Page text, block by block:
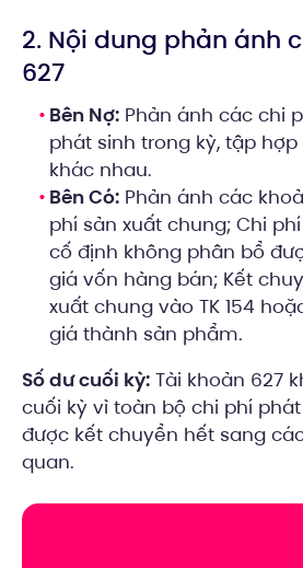
2. Nội dung phản ánh
627
Bên Nợ: Phản ánh các chi
phát sinh trong kỳ, tập
khác nhau.
Bên Có: Phản ánh các
phí sản xuất chung; Chi
cố định không phân bổ
giá vốn hàng bán; Kết
xuất chung vào TK 154
giá thành sản phẩm.
Số dư cuối kỳ: Tài khoản 627
cuối kỳ vì toàn bộ chi phí
được kết chuyển hết sang
quan.